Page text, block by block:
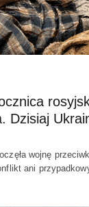
Dzisiaj
wojnę
ani